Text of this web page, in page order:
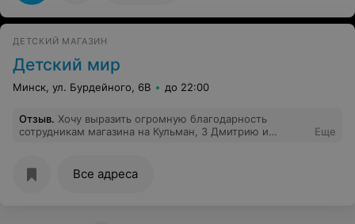
ДЕТСКИЙ МАГАЗИН
Детский мир
Минск, ул. Бурдейного, 6В до 22:00
Отзыв. Хочу выразить огромную благодарность
сотрудникам магазина на Кульман, 3 Дмитрию и
Еще
Все адреса